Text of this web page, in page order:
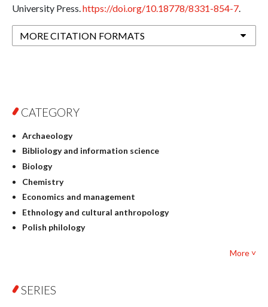
University Press.https://doi.org/10.18778/8331-854-7.
MORE CITATION FORMATS
CATEGORY
Archaeology
Bibliology and information science
Biology
Chemistry
Economics and management
Ethnology and cultural anthropology
Polish philology
Geography
More ˅
SERIES